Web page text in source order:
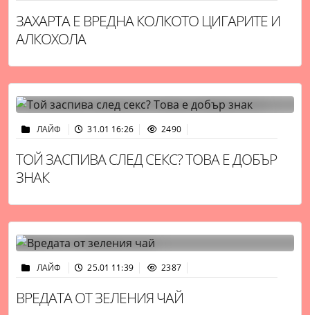
ЗАХАРТА Е ВРЕДНА КОЛКОТО ЦИГАРИТЕ И
АЛКОХОЛА
ЛАЙФ 31.01 16:26 2490
ТОЙ ЗАСПИВА СЛЕД СЕКС? ТОВА Е ДОБЪР
ЗНАК
ЛАЙФ 25.01 11:39 2387
ВРЕДАТА ОТ ЗЕЛЕНИЯ ЧАЙ